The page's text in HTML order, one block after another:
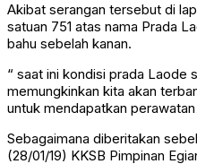
Akibat serangan tersebut di
satuan 751 atas nama Prada
bahu sebelah kanan.
“ saat ini kondisi prada Laode
memungkinkan kita akan
untuk mendapatkan
Sebagaimana diberitakan
(28/01/19) KKSB Pimpinan